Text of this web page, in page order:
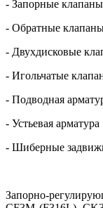
- Запорные
- Обратные
- Двухдисковые
- Игольчатые
- Подводная
- Устьевая арматура
- Шиберные
Запорно-